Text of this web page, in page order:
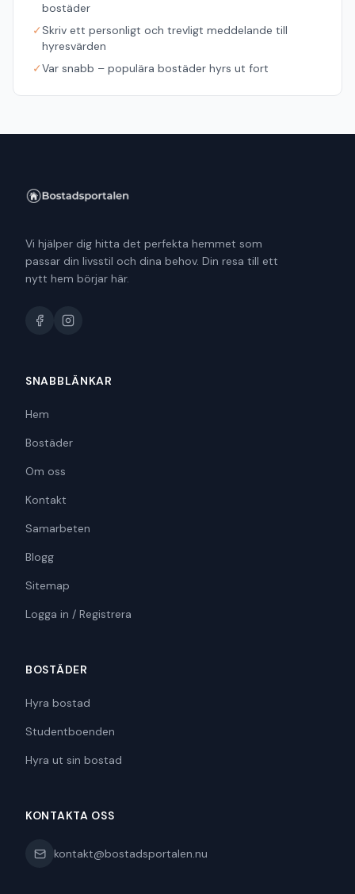
bostäder
✓Skriv ett personligt och trevligt meddelande till
hyresvärden
✓Var snabb – populära bostäder hyrs ut fort
Vi hjälper dig hitta det perfekta hemmet som
passar din livsstil och dina behov. Din resa till ett
nytt hem börjar här.
SNABBLÄNKAR
Hem
Bostäder
Om oss
Kontakt
Samarbeten
Blogg
Sitemap
Logga in / Registrera
BOSTÄDER
Hyra bostad
Studentboenden
Hyra ut sin bostad
KONTAKTA OSS
kontakt@bostadsportalen.nu